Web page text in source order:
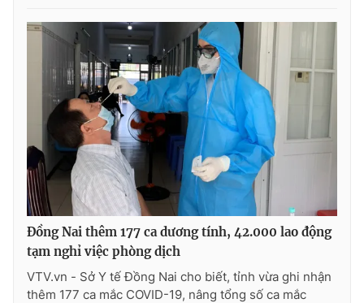
Đồng Nai thêm 177 ca dương tính, 42.000 lao động
tạm nghỉ việc phòng dịch
VTV.vn - Sở Y tế Đồng Nai cho biết, tỉnh vừa ghi nhận
thêm 177 ca mắc COVID-19, nâng tổng số ca mắc